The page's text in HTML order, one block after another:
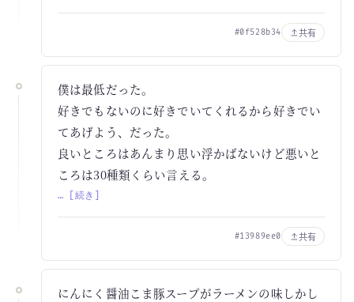
#0f528b34 共有
僕は最低だった。
好きでもないのに好きでいてくれるから好きでい
てあげよう、だった。
良いところはあんまり思い浮かばないけど悪いと
ころは30種類くらい言える。
… [続き]
#13989ee0 共有
にんにく醤油こま豚スープがラーメンの味しかし